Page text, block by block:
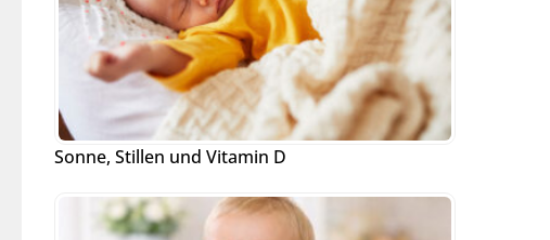
Sonne, Stillen und Vitamin D